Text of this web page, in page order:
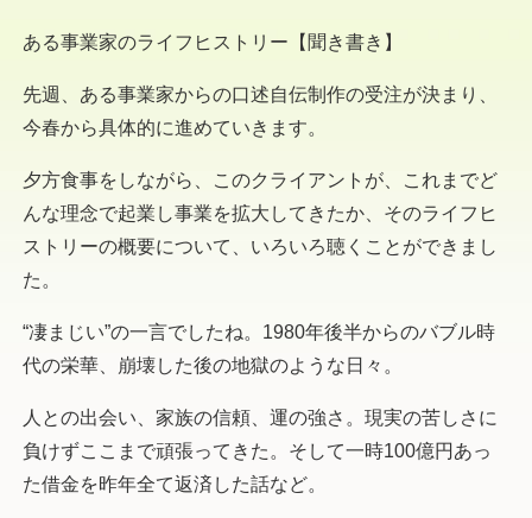
ある事業家のライフヒストリー【聞き書き】
先週、ある事業家からの口述自伝制作の受注が決まり、
今春から具体的に進めていきます。
夕方食事をしながら、このクライアントが、これまでど
んな理念で起業し事業を拡大してきたか、そのライフヒ
ストリーの概要について、いろいろ聴くことができまし
た。
“凄まじい”の一言でしたね。1980年後半からのバブル時
代の栄華、崩壊した後の地獄のような日々。
人との出会い、家族の信頼、運の強さ。現実の苦しさに
負けずここまで頑張ってきた。そして一時100億円あっ
た借金を昨年全て返済した話など。